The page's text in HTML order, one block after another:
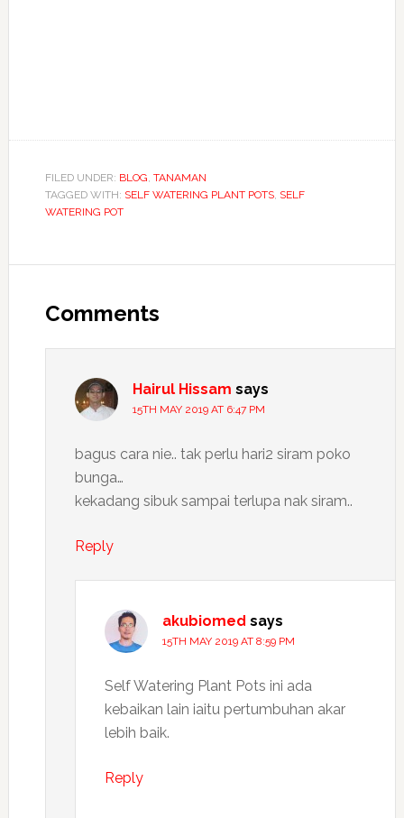
FILED UNDER: BLOG TANAMAN
TAGGED WITH: SELF WATERING PLANT POTS, SELF
WATERING POT
Interactions
Comments
Hairul Hissam says
15TH MAY 2019 AT 6:47 PM
bagus cara nie.. tak perlu hari2 siram poko
bunga…
kekadang sibuk sampai terlupa nak siram..
Reply
akubiomed says
15TH MAY 2019 AT 8:59 PM
Self Watering Plant Pots ini ada
kebaikan lain iaitu pertumbuhan akar
lebih baik.
Reply